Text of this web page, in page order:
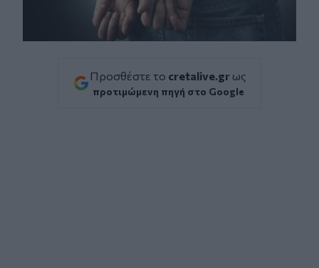
Προσθέστε το cretalive.gr ως
προτιμώμενη πηγή στο Google